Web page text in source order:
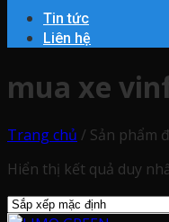
Tin tức
Liên hệ
mua xe
Trang chủ / Sản phẩm
Hiển thị kết quả duy